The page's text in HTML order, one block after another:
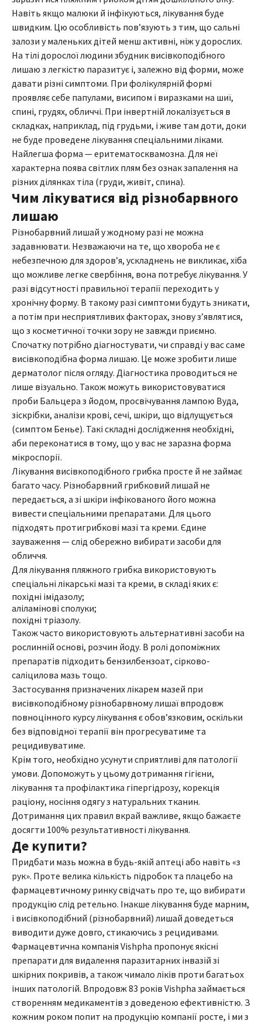
Навіть якщо малюки й інфікуються, лікування буде
швидким. Цю особливість пов’язують з тим, що сальні
залози у маленьких дітей менш активні, ніж у дорослих.
На тілі дорослої людини збудник висівкоподібного
лишаю з легкістю паразитує і, залежно від форми, може
давати різні симптоми. При фолікулярній формі
проявляє себе папулами, висипом і виразками на шиї,
спині, грудях, обличчі. При інвертній локалізується в
складках, наприклад, під грудьми, і живе там доти, доки
не буде проведене лікування спеціальними ліками.
Найлегша форма — еритематосквамозна. Для неї
характерна поява світлих плям без ознак запалення на
різних ділянках тіла (груди, живіт, спина).
Чим лікуватися від різнобарвного
лишаю
Різнобарвний лишай у жодному разі не можна
задавнювати. Незважаючи на те, що хвороба не є
небезпечною для здоров’я, ускладнень не викликає, хіба
що можливе легке свербіння, вона потребує лікування. У
разі відсутності правильної терапії переходить у
хронічну форму. В такому разі симптоми будуть зникати,
а потім при несприятливих факторах, знову з’являтися,
що з косметичної точки зору не завжди приємно.
Спочатку потрібно діагностувати, чи справді у вас саме
висівкоподібна форма лишаю. Це може зробити лише
дерматолог після огляду. Діагностика проводиться не
лише візуально. Також можуть використовуватися
проби Бальцера з йодом, просвічування лампою Вуда,
зіскрібки, аналізи крові, сечі, шкіри, що відлущується
(симптом Бенье). Такі складні дослідження необхідні,
аби переконатися в тому, що у вас не заразна форма
мікроспорії.
Лікування висівкоподібного грибка просте й не займає
багато часу. Різнобарвний грибковий лишай не
передається, а зі шкіри інфікованого його можна
вивести спеціальними препаратами. Для цього
підходять протигрибкові мазі та креми. Єдине
зауваження — слід обережно вибирати засоби для
обличчя.
Для лікування пляжного грибка використовують
спеціальні лікарські мазі та креми, в складі яких є:
похідні імідазолу;
аліламінові сполуки;
похідні тріазолу.
Також часто використовують альтернативні засоби на
рослинній основі, розчин йоду. В ролі допоміжних
препаратів підходить бензилбензоат, сірково-
саліцилова мазь тощо.
Застосування призначених лікарем мазей при
висівкоподібному різнобарвному лишаї впродовж
повноцінного курсу лікування є обов’язковим, оскільки
без відповідної терапії він прогресуватиме та
рецидивуватиме.
Крім того, необхідно усунути сприятливі для патології
умови. Допоможуть у цьому дотримання гігієни,
лікування та профілактика гіпергідрозу, корекція
раціону, носіння одягу з натуральних тканин.
Дотримання цих правил вкрай важливе, якщо бажаєте
досягти 100% результативності лікування.
Де купити?
Придбати мазь можна в будь-якій аптеці або навіть «з
рук». Проте велика кількість підробок та плацебо на
фармацевтичному ринку свідчать про те, що вибирати
продукцію слід ретельно. Інакше лікування буде марним,
і висівкоподібний (різнобарвний) лишай доведеться
виводити дуже довго, стикаючись з рецидивами.
Фармацевтична компанія Vishpha пропонує якісні
препарати для видалення паразитарних інвазій зі
шкірних покривів, а також чимало ліків проти багатьох
інших патологій. Впродовж 83 років Vishpha займається
створенням медикаментів з доведеною ефективністю. З
кожним роком попит на продукцію компанії росте, і ми з